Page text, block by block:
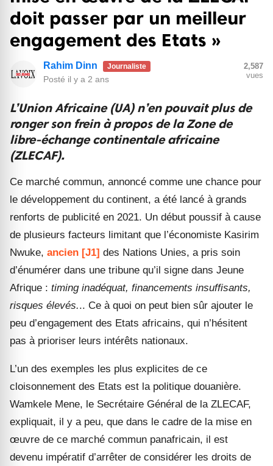
doit passer par un meilleur
engagement des Etats »
Rahim Dinn Journaliste
Posté il y a 2 ans
2,587
vues
L’Union Africaine (UA) n’en pouvait plus de
ronger son frein à propos de la Zone de
libre-échange continentale africaine
(ZLECAF).
Ce marché commun, annoncé comme une chance pour
le développement du continent, a été lancé à grands
renforts de publicité en 2021. Un début poussif à cause
de plusieurs facteurs limitant que l’économiste Kasirim
Nwuke, ancien [J1] des Nations Unies, a pris soin
d’énumérer dans une tribune qu’il signe dans Jeune
Afrique : timing inadéquat, financements insuffisants,
risques élevés... Ce à quoi on peut bien sûr ajouter le
peu d’engagement des Etats africains, qui n’hésitent
pas à prioriser leurs intérêts nationaux.
L’un des exemples les plus explicites de ce
cloisonnement des Etats est la politique douanière.
Wamkele Mene, le Secrétaire Général de la ZLECAF,
expliquait, il y a peu, que dans le cadre de la mise en
œuvre de ce marché commun panafricain, il est
devenu impératif d’arrêter de considérer les droits de